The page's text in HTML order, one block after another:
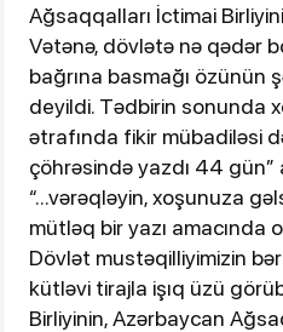
Ağsaqqalları İctimai
Vətənə, dövlətə nə qədər
bağrına basmağı özünün
deyildi. Tədbirin sonunda
ətrafında fikir mübadiləsi
çöhrəsində yazdı 44 gün”
“...vərəqləyin, xoşunuza
mütləq bir yazı amacında
Dövlət mustəqilliyimizin
kütləvi tirajla işıq üzü
Birliyinin, Azərbaycan